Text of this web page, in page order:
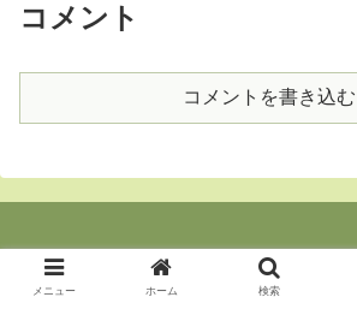
コメント
コメントを書き込む
© 2021-2026 和カフェ・毘沙
メニュー ホーム 検索